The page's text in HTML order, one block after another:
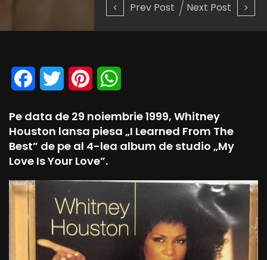
Prev Post Next Post
Facebook
Twitter Pinterest
Pe data de 29 noiembrie 1999, Whitney
Houston lansa piesa „I Learned From The
Best” de pe al 4-lea album de studio „My
Love Is Your Love”.